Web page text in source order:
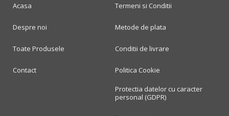
Acasa
Despre noi
Toate Produsele
Contact
Termeni si Conditii
Metode de plata
Conditii de livrare
Politica Cookie
Protectia datelor cu caracter
personal (GDPR)